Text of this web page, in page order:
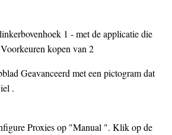
1 - met de applicatie die
kopen van 2
Geavanceerd met een pictogram dat
.
Proxies op "Manual ". Klik op de